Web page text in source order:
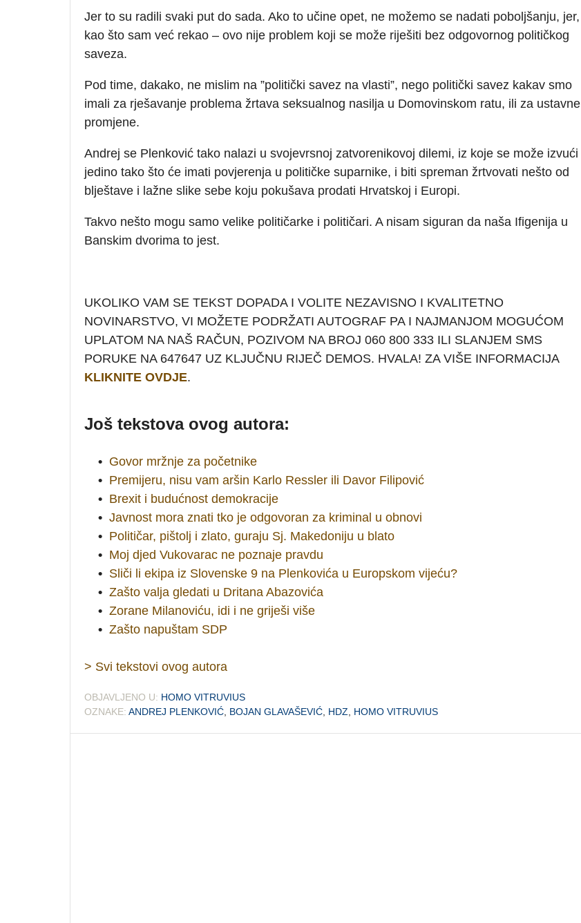
Jer to su radili svaki put do sada. Ako to učine opet, ne možemo se nadati poboljšanju, jer,
kao što sam već rekao – ovo nije problem koji se može riješiti bez odgovornog političkog
saveza.
Pod time, dakako, ne mislim na ”politički savez na vlasti”, nego politički savez kakav smo
imali za rješavanje problema žrtava seksualnog nasilja u Domovinskom ratu, ili za ustavne
promjene.
Andrej se Plenković tako nalazi u svojevrsnoj zatvorenikovoj dilemi, iz koje se može izvući
jedino tako što će imati povjerenja u političke suparnike, i biti spreman žrtvovati nešto od
blještave i lažne slike sebe koju pokušava prodati Hrvatskoj i Europi.
Takvo nešto mogu samo velike političarke i političari. A nisam siguran da naša Ifigenija u
Banskim dvorima to jest.
UKOLIKO VAM SE TEKST DOPADA I VOLITE NEZAVISNO I KVALITETNO
NOVINARSTVO, VI MOŽETE PODRŽATI AUTOGRAF PA I NAJMANJOM MOGUĆOM
UPLATOM NA NAŠ RAČUN, POZIVOM NA BROJ 060 800 333 ILI SLANJEM SMS
PORUKE NA 647647 UZ KLJUČNU RIJEČ DEMOS. HVALA! ZA VIŠE INFORMACIJA
KLIKNITE OVDJE.
Još tekstova ovog autora:
• Govor mržnje za početnike
• Premijeru, nisu vam aršin Karlo Ressler ili Davor Filipović
• Brexit i budućnost demokracije
• Javnost mora znati tko je odgovoran za kriminal u obnovi
• Političar, pištolj i zlato, guraju Sj. Makedoniju u blato
• Moj djed Vukovarac ne poznaje pravdu
• Sliči li ekipa iz Slovenske 9 na Plenkovića u Europskom vijeću?
• Zašto valja gledati u Dritana Abazovića
• Zorane Milanoviću, idi i ne griješi više
• Zašto napuštam SDP
> Svi tekstovi ovog autora
OBJAVLJENO U: HOMO VITRUVIUS
OZNAKE: ANDREJ PLENKOVIĆ BOJAN GLAVAŠEVIĆ HDZ HOMO VITRUVIUS